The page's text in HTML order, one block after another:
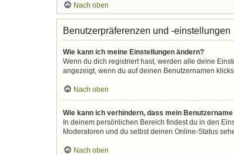
Nach oben
Benutzerpräferenzen und -einstellungen
Wie kann ich meine Einstellungen ändern?
Wenn du dich registriert hast, werden alle deine
angezeigt, wenn du auf deinen Benutzernamen
Nach oben
Wie kann ich verhindern, dass mein
In deinem persönlichen Bereich findest du in den
Moderatoren und du selbst deinen Online-Status
Nach oben